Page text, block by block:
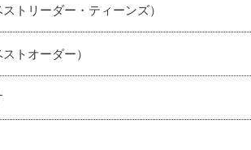
トリーダー・ティーンズ）
トオーダー）